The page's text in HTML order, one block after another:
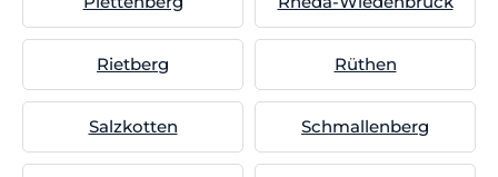
Rietberg Rüthen
Salzkotten Schmallenberg